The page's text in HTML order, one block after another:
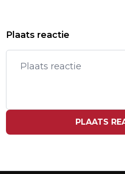
KANSHEBBERS VOOR
DEEL GEDUPEERDEN
ONTERECHT
Plaats reactie
PLAATS